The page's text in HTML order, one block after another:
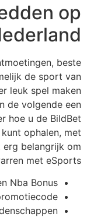
op
beste
de sport van
leuk spel maken
de volgende een
hoe u de BildBet
ophalen, met
belangrijk om
met eSports.
Nba Bonus